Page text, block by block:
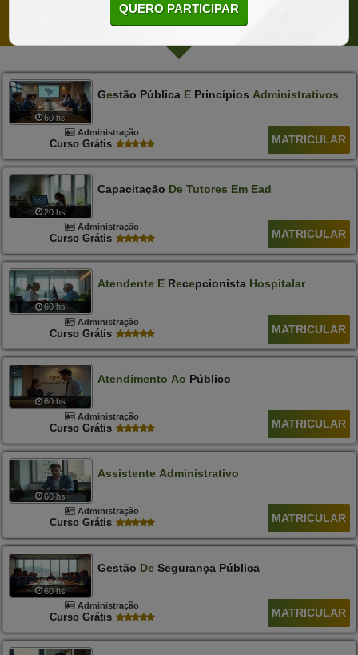
CURSOS SUGERIDOS PELO PEDAGÓGICO
60 hs
GEStão Pública EPrincípios Administrativos
Administração
Curso Grátis MATRICULAR
20 hs
Capacitação De Tutores Em Ead
Administração
Curso Grátis MATRICULAR
60 hs
AtENdENtE ERECEPcionista Hospitalar
Administração
Curso Grátis MATRICULAR
60 hs
Atendimento Ao Público
Administração
Curso Grátis MATRICULAR
60 hs
Assistente Administrativo
Administração
Curso Grátis MATRICULAR
60 hs
Gestão DeSegurança Pública
Administração
Curso Grátis MATRICULAR
QUERO PARTICIPAR